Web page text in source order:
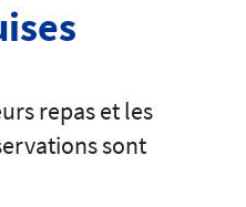
repas et les
sont